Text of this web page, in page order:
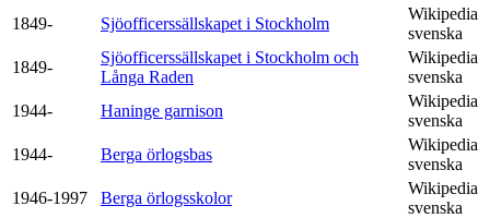
1849-
Sjöofficerssällskapet i Stockholm
Wikipedia
svenska
1849-
Sjöofficerssällskapet i Stockholm och
Långa Raden
Wikipedia
svenska
1944-
Haninge garnison
Wikipedia
svenska
1944-
Berga örlogsbas
Wikipedia
svenska
1946-1997
Berga örlogsskolor
Wikipedia
svenska